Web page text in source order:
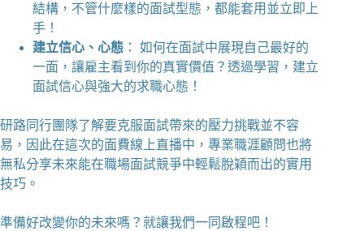
結構，不管什麼樣的面試型態，都能套用並立即上
手！
建立信心、心態 ： 如何在面試中展現自己最好的
一面，讓雇主看到你的真實價值？透過學習，建立
面試信心與強大的求職心態！
研路同行團隊了解要克服面試帶來的壓力挑戰並不容
易，因此在這次的面費線上直播中，專業職涯顧問也將
無私分享未來能在職場面試競爭中輕鬆脫穎而出的實用
技巧。
準備好改變你的未來嗎？就讓我們一同啟程吧！